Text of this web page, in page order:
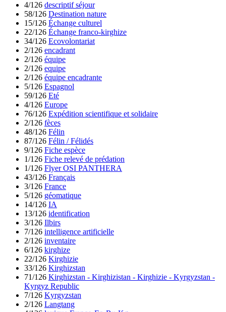
4/126 descriptif séjour
58/126 Destination nature
15/126 Échange culturel
22/126 Échange franco-kirghize
34/126 Ecovolontariat
2/126 encadrant
2/126 équipe
2/126 equipe
2/126 équipe encadrante
5/126 Espagnol
59/126 Eté
4/126 Europe
76/126 Expédition scientifique et solidaire
2/126 fèces
48/126 Félin
87/126 Félin / Félidés
9/126 Fiche espèce
1/126 Fiche relevé de prédation
1/126 Flyer OSI PANTHERA
43/126 Français
3/126 France
5/126 géomatique
14/126 IA
13/126 identification
3/126 Ilbirs
7/126 intelligence artificielle
2/126 inventaire
6/126 kirghize
22/126 Kirghizie
33/126 Kirghizstan
71/126 Kirghizstan - Kirghizistan - Kirghizie - Kyrgyzstan -
Kyrgyz Republic
7/126 Kyrgyzstan
2/126 Langtang